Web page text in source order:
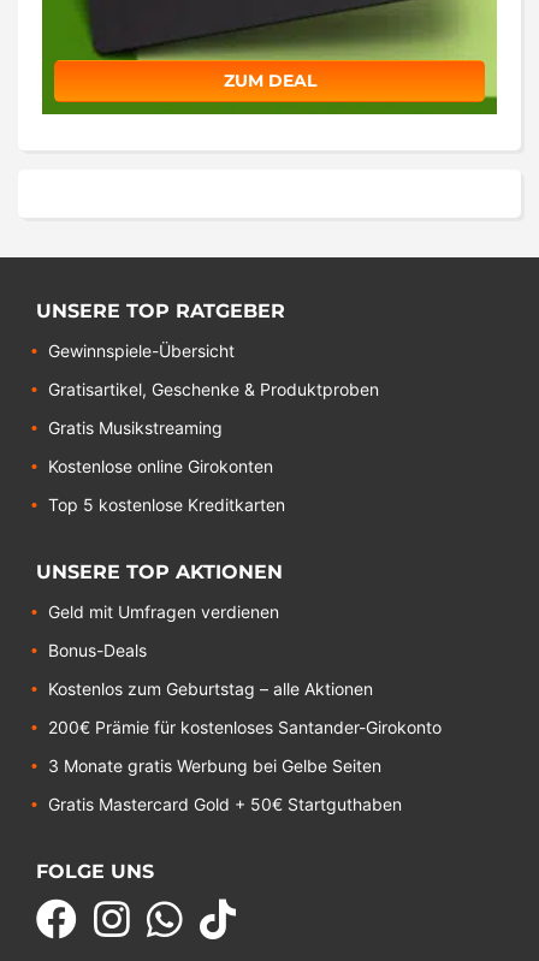
ZUM DEAL
UNSERE TOP RATGEBER
Gewinnspiele-Übersicht
Gratisartikel, Geschenke & Produktproben
Gratis Musikstreaming
Kostenlose online Girokonten
Top 5 kostenlose Kreditkarten
UNSERE TOP AKTIONEN
Geld mit Umfragen verdienen
Bonus-Deals
Kostenlos zum Geburtstag – alle Aktionen
200€ Prämie für kostenloses Santander-Girokonto
3 Monate gratis Werbung bei Gelbe Seiten
Gratis Mastercard Gold + 50€ Startguthaben
FOLGE UNS